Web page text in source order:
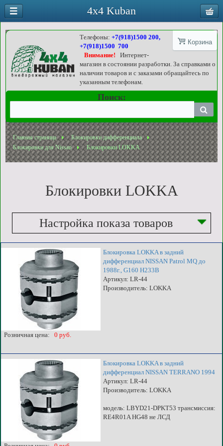
Корзина
Телефоны:+7(918)1500 200,
+7(918)1500 700
Внимание!
Интернет-
магазин в состоянии разработки. За справками о
наличии товаров и с заказами обращайтесь по
указанным телефонам.
Поиск:
Главная страница
Блокировки дифференциала
Блокировки для Nissan
Блокировки LOKKA
Блокировки LOKKA
Настройка показа товаров
Блокировка LOKKA в задний
дифференциал NISSAN Patrol MQ до
1988г., G160 H233B
Артикул: LR-44
Производитель: LOKKA
Розничная цена: 0 руб.
Блокировка LOKKA в задний
дифференциал NISSAN TERRANO 1994
Артикул: LR-44
Производитель: LOKKA
модель: LBYD21-DPKT53 трансмиссия:
RE4R01A HG48 не ЛСД
4x4 Kuban